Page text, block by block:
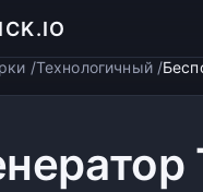
Технологичный